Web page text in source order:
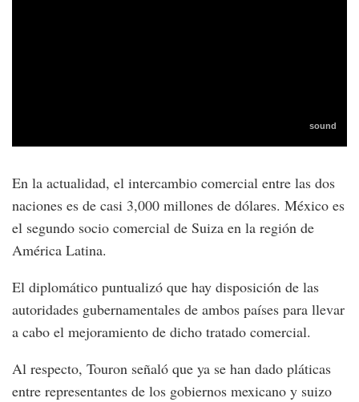
En la actualidad, el intercambio comercial entre las dos
naciones es de casi 3,000 millones de dólares. México es
el segundo socio comercial de Suiza en la región de
América Latina.
El diplomático puntualizó que hay disposición de las
autoridades gubernamentales de ambos países para llevar
a cabo el mejoramiento de dicho tratado comercial.
Al respecto, Touron señaló que ya se han dado pláticas
entre representantes de los gobiernos mexicano y suizo